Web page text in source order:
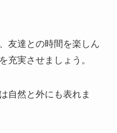
友達との時間を楽しん
充実させましょう。
自然と外にも表れま